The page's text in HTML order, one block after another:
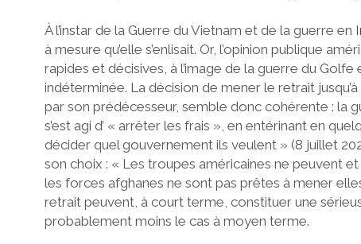
À l’instar de la Guerre du Vietnam et de la guerre
à mesure qu’elle s’enlisait. Or, l’opinion publique
rapides et décisives, à l’image de la guerre du
indéterminée. La décision de mener le retrait
par son prédécesseur, semble donc cohérente : la
s’est agi d’ « arrêter les frais », en entérinant en
décider quel gouvernement ils veulent » (8 juillet
son choix : « Les troupes américaines ne peuvent
les forces afghanes ne sont pas prêtes à mener
retrait peuvent, à court terme, constituer une
probablement moins le cas à moyen terme.